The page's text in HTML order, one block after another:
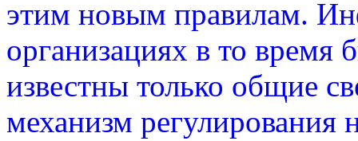
этим новым правилам.
организациях в то
известны только общие
механизм